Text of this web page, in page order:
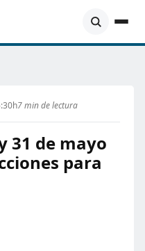
7 min de lectura
31 de mayo
para